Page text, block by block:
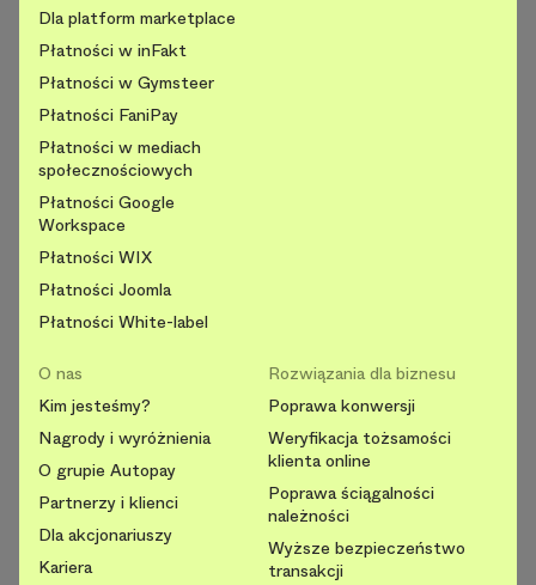
Dla platform marketplace
Płatności w inFakt
Płatności w Gymsteer
Płatności FaniPay
Płatności w mediach
społecznościowych
Płatności Google
Workspace
Płatności WIX
Płatności Joomla
Płatności White-label
O nas
Kim jesteśmy?
Nagrody i wyróżnienia
O grupie Autopay
Partnerzy i klienci
Dla akcjonariuszy
Kariera
Rozwiązania dla biznesu
Poprawa konwersji
Weryfikacja tożsamości
klienta online
Poprawa ściągalności
należności
Wyższe bezpieczeństwo
transakcji